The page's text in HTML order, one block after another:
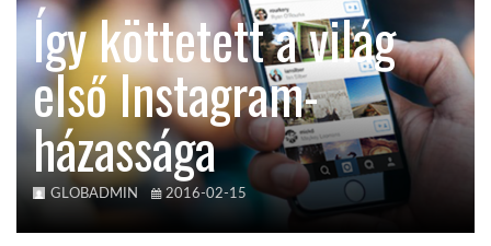
GLOBOTV
AFRIKA TUDÁSTÁR
A NAP SZÉPE
Így köttetett a világ
első Instagram-
házassága
GLOBADMIN 2016-02-15